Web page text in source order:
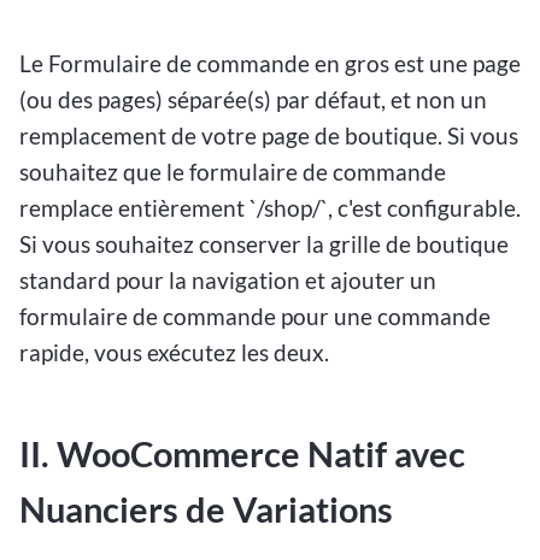
Le Formulaire de commande en gros est une page
(ou des pages) séparée(s) par défaut, et non un
remplacement de votre page de boutique. Si vous
souhaitez que le formulaire de commande
remplace entièrement `/shop/`, c'est configurable.
Si vous souhaitez conserver la grille de boutique
standard pour la navigation et ajouter un
formulaire de commande pour une commande
rapide, vous exécutez les deux.
II. WooCommerce Natif avec
Nuanciers de Variations